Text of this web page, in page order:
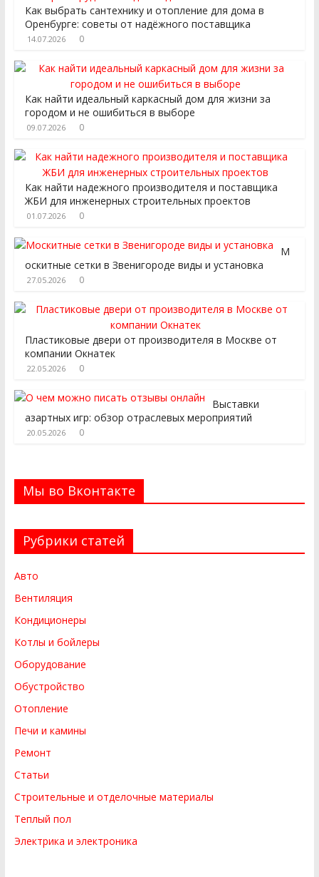
Как выбрать сантехнику и отопление для дома в
Оренбурге: советы от надёжного поставщика
14.07.2026 0
Как найти идеальный каркасный дом для жизни за
городом и не ошибиться в выборе
09.07.2026 0
Как найти надежного производителя и поставщика
ЖБИ для инженерных строительных проектов
01.07.2026 0
М
оскитные сетки в Звенигороде виды и установка
27.05.2026 0
Пластиковые двери от производителя в Москве от
компании Окнатек
22.05.2026 0
Выставки
азартных игр: обзор отраслевых мероприятий
20.05.2026 0
Мы во Вконтакте
Рубрики статей
Авто
Вентиляция
Кондиционеры
Котлы и бойлеры
Оборудование
Обустройство
Отопление
Печи и камины
Ремонт
Статьи
Строительные и отделочные материалы
Теплый пол
Электрика и электроника